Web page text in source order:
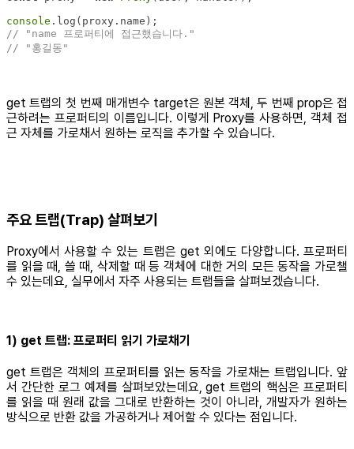
console
// "name 프로퍼티에 접근했습니다."
// "홍길동"
get 트랩의 첫 번째 매개변수 target은 원본 객체, 두 번째 prop은 접
근하려는 프로퍼티의 이름입니다. 이렇게 Proxy를 사용하면, 객체 접
근 자체를 가로채서 원하는 로직을 추가할 수 있습니다.
주요 트랩(Trap) 살펴보기
Proxy에서 사용할 수 있는 트랩은 get 외에도 다양합니다. 프로퍼티
를 읽을 때, 쓸 때, 삭제할 때 등 객체에 대한 거의 모든 동작을 가로챌
수 있는데요, 실무에서 자주 사용되는 트랩들을 살펴보겠습니다.
1) get 트랩: 프로퍼티 읽기 가로채기
get 트랩은 객체의 프로퍼티를 읽는 동작을 가로채는 트랩입니다. 앞
서 간단한 로그 예제를 살펴보았는데요, get 트랩의 핵심은 프로퍼티
를 읽을 때 원래 값을 그대로 반환하는 것이 아니라, 개발자가 원하는
방식으로 반환 값을 가공하거나 제어할 수 있다는 점입니다.